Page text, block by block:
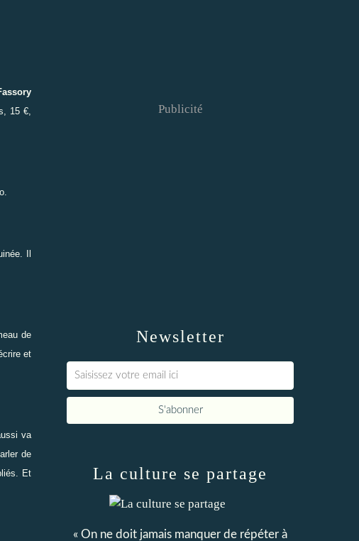
15 €,
Il
de
et
va
de
Et
Newsletter
Publicité
La culture se partage
« On ne doit jamais manquer de répéter à